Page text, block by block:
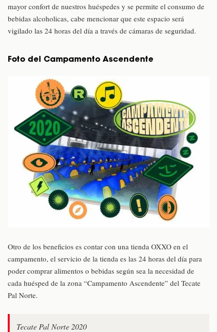
mayor confort de nuestros huéspedes y se permite el consumo de
bebidas alcoholicas, cabe mencionar que este espacio será
vigilado las 24 horas del día a través de cámaras de seguridad.
Foto del Campamento Ascendente
Otro de los beneficios es contar con una tienda OXXO en el
campamento, el servicio de la tienda es las 24 horas del día para
poder comprar alimentos o bebidas según sea la necesidad de
cada huésped de la zona “Campamento Ascendente” del Tecate
Pal Norte.
Tecate Pal Norte 2020